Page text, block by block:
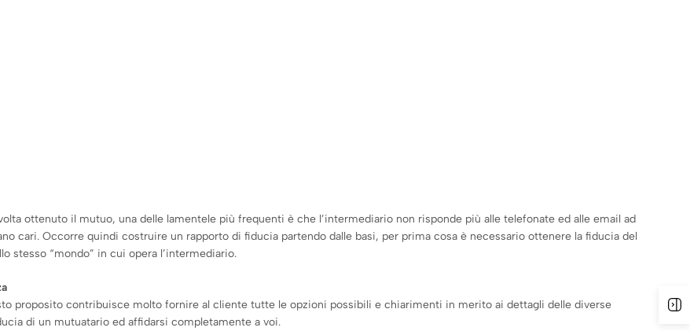
ottenuto il mutuo, una delle lamentele più frequenti è che l’intermediario non risponde più alle telefonate ed alle email ad
cari. Occorre quindi costruire un rapporto di fiducia partendo dalle basi, per prima cosa è necessario ottenere la fiducia del
stesso “mondo” in cui opera l’intermediario.
proposito contribuisce molto fornire al cliente tutte le opzioni possibili e chiarimenti in merito ai dettagli delle diverse
di un mutuatario ed affidarsi completamente a voi.